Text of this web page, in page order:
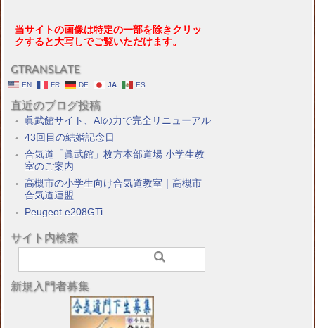
当サイトの画像は特定の一部を除きクリッ
クすると大写しでご覧いただけます。
GTRANSLATE
EN FR DE JA ES
直近のブログ投稿
眞武館サイト、AIの力で完全リニューアル
43回目の結婚記念日
合気道「眞武館」枚方本部道場 小学生教
室のご案内
高槻市の小学生向け合気道教室｜高槻市
合気道連盟
Peugeot e208GTi
サイト内検索
新規入門者募集